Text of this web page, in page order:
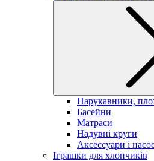
Нарукавники,
Басейни
Матраси
Надувні круги
Аксессуари і
Іграшки для хлопчиків